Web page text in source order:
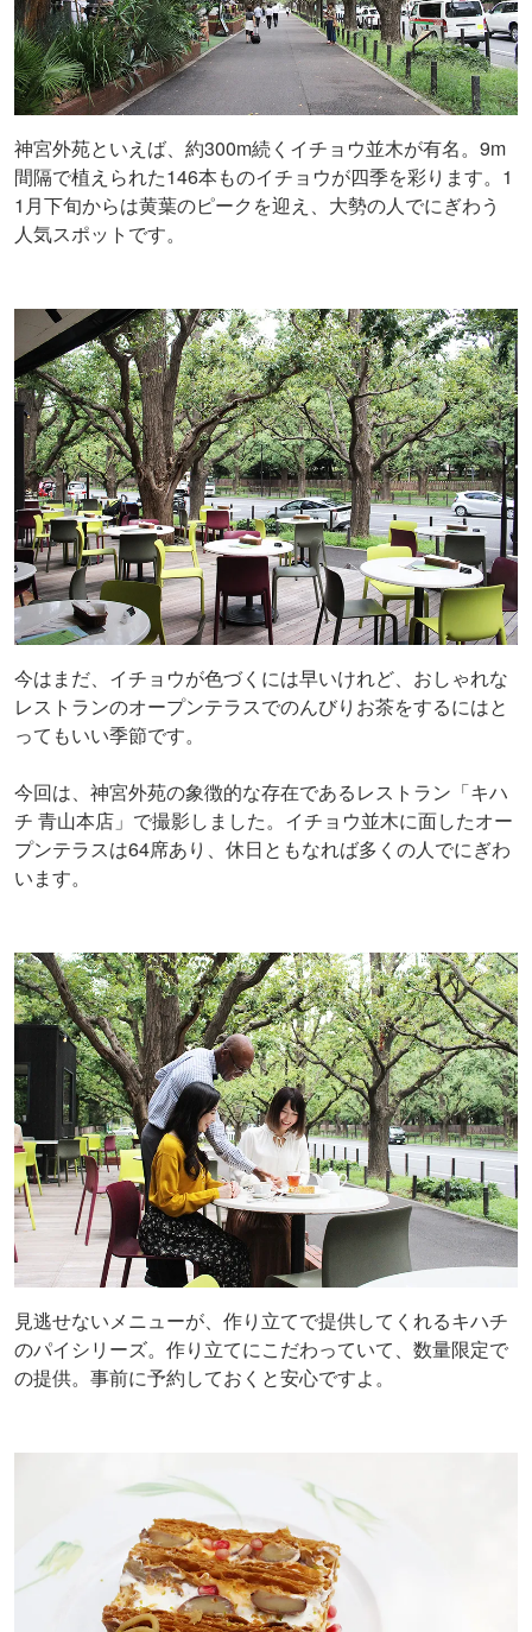
神宮外苑といえば、約300m続くイチョウ並木が有名。9m
間隔で植えられた146本ものイチョウが四季を彩ります。1
1月下旬からは黄葉のピークを迎え、大勢の人でにぎわう
人気スポットです。
今はまだ、イチョウが色づくには早いけれど、おしゃれな
レストランのオープンテラスでのんびりお茶をするにはと
ってもいい季節です。
今回は、神宮外苑の象徴的な存在であるレストラン「キハ
チ 青山本店」で撮影しました。イチョウ並木に面したオー
プンテラスは64席あり、休日ともなれば多くの人でにぎわ
います。
見逃せないメニューが、作り立てで提供してくれるキハチ
のパイシリーズ。作り立てにこだわっていて、数量限定で
の提供。事前に予約しておくと安心ですよ。